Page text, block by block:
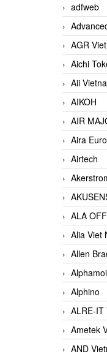
adfweb
AGR
Aichi
Aii
AIKOH
AIR
Aira
Airtech
ALA
Alia Viet
Allen
Alphino
ALRE-IT
Ametek
AND